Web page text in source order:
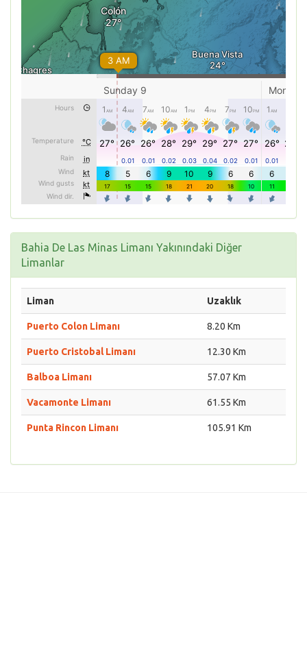
Bahia De Las Minas Limanı Yakınındaki Diğer
Limanlar
Liman Uzaklık
Puerto Colon Limanı 8.20 Km
Puerto Cristobal Limanı 12.30 Km
Balboa Limanı 57.07 Km
Vacamonte Limanı 61.55 Km
Punta Rincon Limanı 105.91 Km